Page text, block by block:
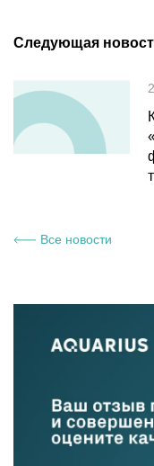
Следующая
Все новости